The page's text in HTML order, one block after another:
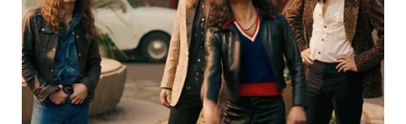
WN
CIREBON
WN
INDRAMAYU